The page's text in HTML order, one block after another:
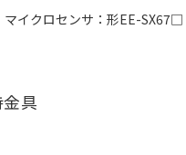
マイクロセンサ：形EE-
具